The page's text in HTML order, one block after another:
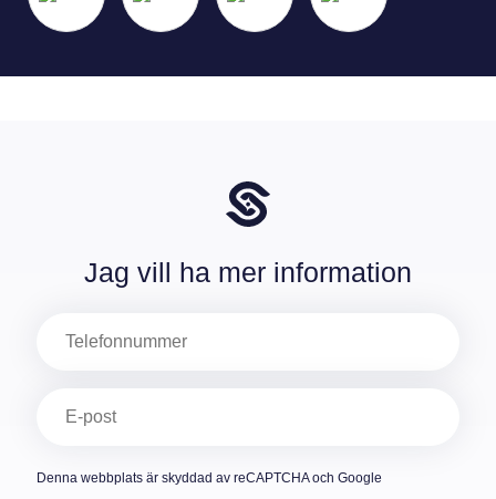
Jag vill ha mer information
post
Denna webbplats är skyddad av reCAPTCHA och Google